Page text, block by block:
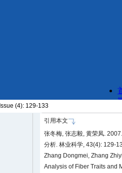
Issue (4): 129-133
引用本文
张冬梅, 张志毅, 黄荣凤.
分析. 林业科学, 43(4): 129-
Zhang Dongmei, Zhang
Analysis of Fiber Traits and